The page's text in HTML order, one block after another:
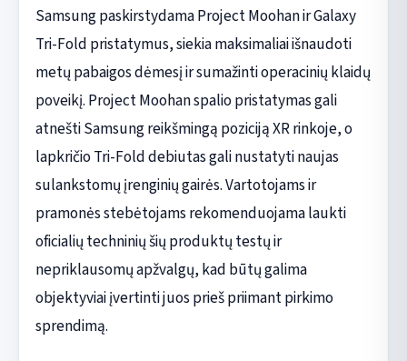
Samsung paskirstydama Project Moohan ir Galaxy
Tri-Fold pristatymus, siekia maksimaliai išnaudoti
metų pabaigos dėmesį ir sumažinti operacinių klaidų
poveikį. Project Moohan spalio pristatymas gali
atnešti Samsung reikšmingą poziciją XR rinkoje, o
lapkričio Tri-Fold debiutas gali nustatyti naujas
sulankstomų įrenginių gairės. Vartotojams ir
pramonės stebėtojams rekomenduojama laukti
oficialių techninių šių produktų testų ir
nepriklausomų apžvalgų, kad būtų galima
objektyviai įvertinti juos prieš priimant pirkimo
sprendimą.